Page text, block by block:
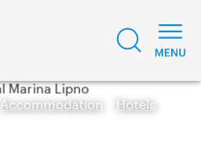
Accommodation
Hotels